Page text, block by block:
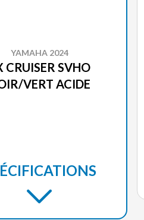
YAMAHA 2024
CRUISER SVHO
VERT ACIDE